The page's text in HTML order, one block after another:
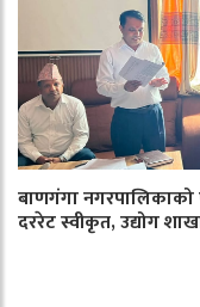
बाणगंगा नगरपालिकाको
दररेट स्वीकृत, उद्योग